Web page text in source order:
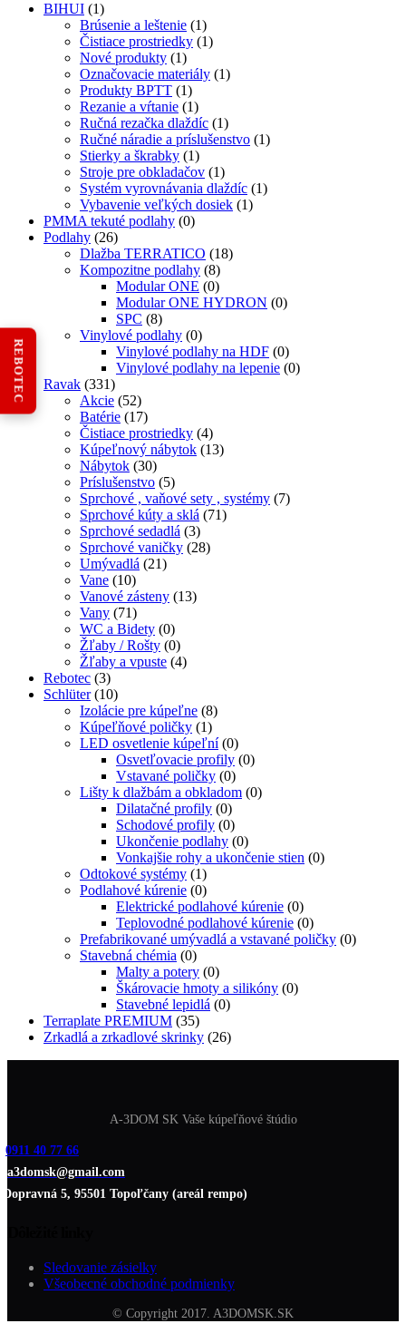
BIHUI (1)
Brúsenie a leštenie (1)
Čistiace prostriedky (1)
Nové produkty (1)
Označovacie materiály (1)
Produkty BPTT (1)
Rezanie a vŕtanie (1)
Ručná rezačka dlaždíc (1)
Ručné náradie a príslušenstvo (1)
Stierky a škrabky (1)
Stroje pre obkladačov (1)
Systém vyrovnávania dlaždíc (1)
Vybavenie veľkých dosiek (1)
PMMA tekuté podlahy (0)
Podlahy (26)
Dlažba TERRATICO (18)
Kompozitne podlahy (8)
Modular ONE (0)
Modular ONE HYDRON (0)
SPC (8)
Vinylové podlahy (0)
Vinylové podlahy na HDF (0)
Vinylové podlahy na lepenie (0)
Ravak (331)
Akcie (52)
Batérie (17)
Čistiace prostriedky (4)
Kúpeľnový nábytok (13)
Nábytok (30)
Príslušenstvo (5)
Sprchové , vaňové sety , systémy (7)
Sprchové kúty a sklá (71)
Sprchové sedadlá (3)
Sprchové vaničky (28)
Umývadlá (21)
Vane (10)
Vanové zásteny (13)
Vany (71)
WC a Bidety (0)
Žľaby / Rošty (0)
Žľaby a vpuste (4)
Rebotec (3)
Schlüter (10)
Izolácie pre kúpeľne (8)
Kúpeľňové poličky (1)
LED osvetlenie kúpeľní (0)
Osvetľovacie profily (0)
Vstavané poličky (0)
Lišty k dlažbám a obkladom (0)
Dilatačné profily (0)
Schodové profily (0)
Ukončenie podlahy (0)
Vonkajšie rohy a ukončenie stien (0)
Odtokové systémy (1)
Podlahové kúrenie (0)
Elektrické podlahové kúrenie (0)
Teplovodné podlahové kúrenie (0)
Prefabrikované umývadlá a vstavané poličky (0)
Stavebná chémia (0)
Malty a potery (0)
Škárovacie hmoty a silikóny (0)
Stavebné lepidlá (0)
Terraplate PREMIUM (35)
Zrkadlá a zrkadlové skrinky (26)
A-3DOM SK Vaše kúpeľňové štúdio
0911 40 77 66
a3domsk@gmail.com
Dopravná 5, 95501 Topoľčany (areál rempo)
Sledovanie zásielky
Všeobecné obchodné podmienky
© Copyright 2017. A3DOMSK.SK
REBOTEC